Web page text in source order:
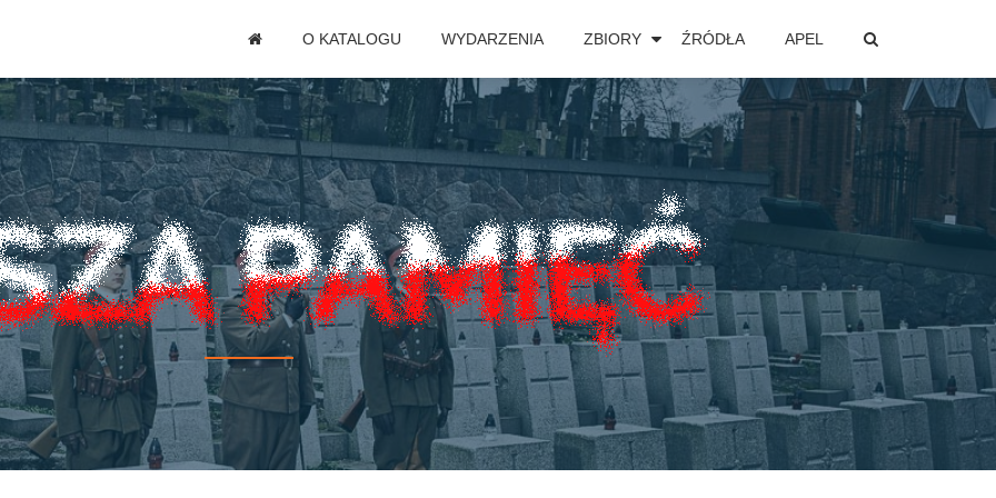
O KATALOGU WYDARZENIA ZBIORY ŹRÓDŁA APEL